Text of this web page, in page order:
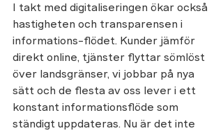
I takt med digitaliseringen ökar också
hastigheten och transparensen i
informations-flödet. Kunder jämför
direkt online, tjänster flyttar sömlöst
över landsgränser, vi jobbar på nya
sätt och de flesta av oss lever i ett
konstant informationsflöde som
ständigt uppdateras. Nu är det inte